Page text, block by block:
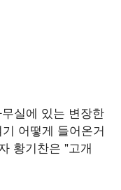
실에 있는 변장한
어떻게 들어온거
황기찬은 "고개